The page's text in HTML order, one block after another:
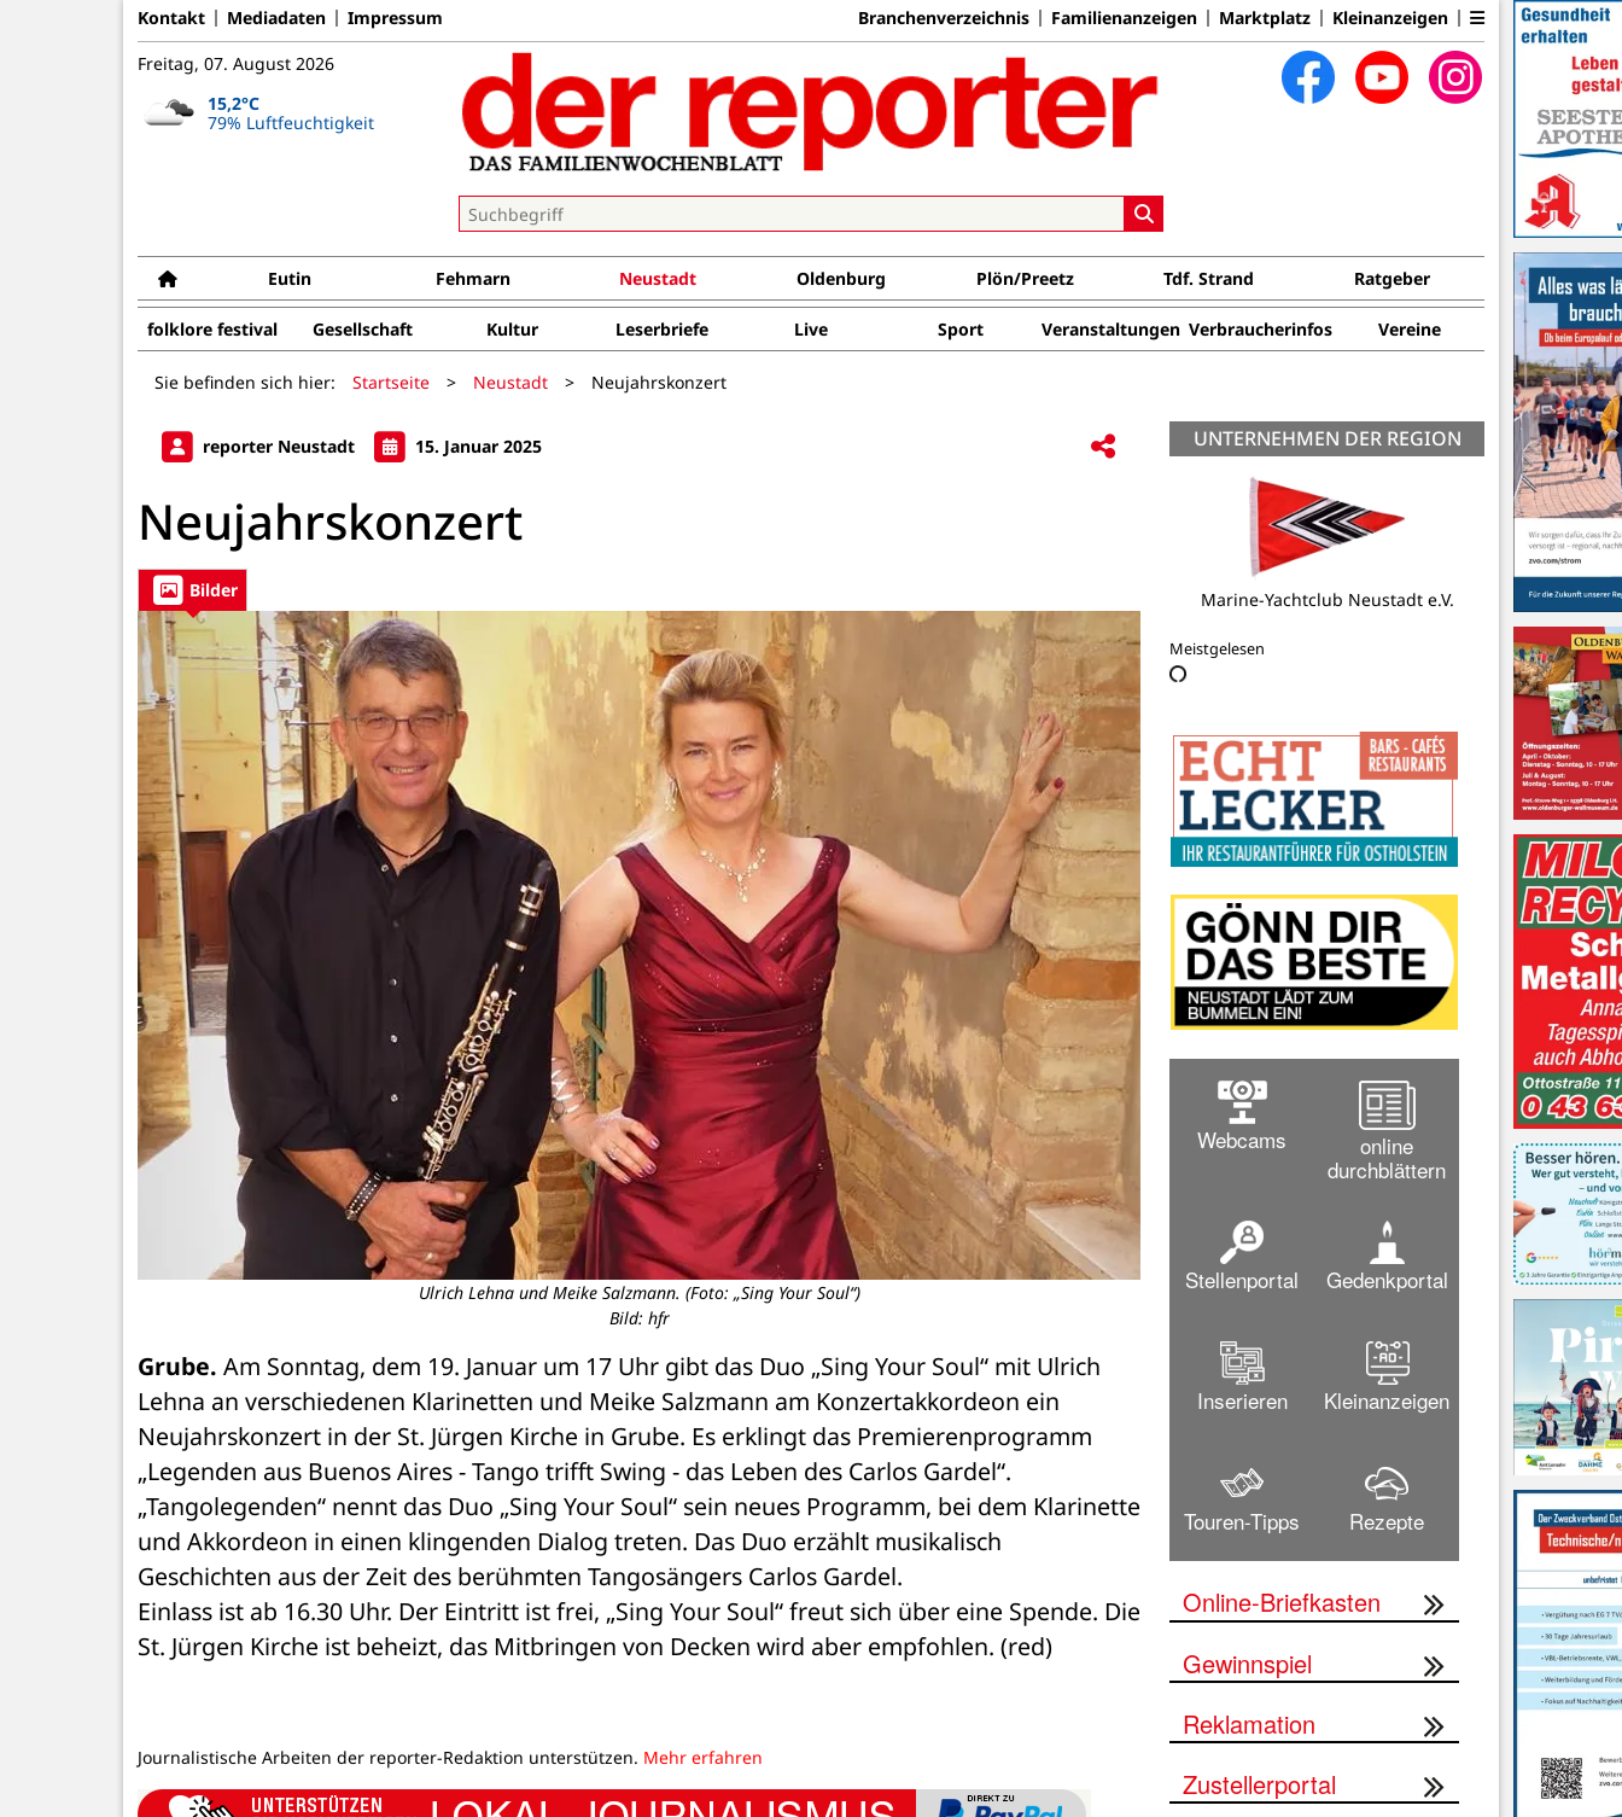
Kontakt Mediadaten Impressum Branchenverzeichnis Familienanzeigen Marktplatz Kleinanzeigen
Freitag, 07. August 2026
15,2°C
79% Luftfeuchtigkeit
Eutin Fehmarn Neustadt Oldenburg Plön/Preetz Tdf. Strand Ratgeber
folklore festival Gesellschaft Kultur Leserbriefe Live Sport Veranstaltungen Verbraucherinfos Vereine
Sie befinden sich hier: Startseite > Neustadt > Neujahrskonzert
reporter Neustadt 15. Januar 2025
Neujahrskonzert
Bilder
Ulrich Lehna und Meike Salzmann. (Foto: „Sing Your Soul“)
Bild: hfr
Grube. Am Sonntag, dem 19. Januar um 17 Uhr gibt das Duo „Sing Your Soul“ mit Ulrich
Lehna an verschiedenen Klarinetten und Meike Salzmann am Konzertakkordeon ein
Neujahrskonzert in der St. Jürgen Kirche in Grube. Es erklingt das Premierenprogramm
„Legenden aus Buenos Aires - Tango trifft Swing - das Leben des Carlos Gardel“.
„Tangolegenden“ nennt das Duo „Sing Your Soul“ sein neues Programm, bei dem Klarinette
und Akkordeon in einen klingenden Dialog treten. Das Duo erzählt musikalisch
Geschichten aus der Zeit des berühmten Tangosängers Carlos Gardel.
Einlass ist ab 16.30 Uhr. Der Eintritt ist frei, „Sing Your Soul“ freut sich über eine Spende. Die
St. Jürgen Kirche ist beheizt, das Mitbringen von Decken wird aber empfohlen. (red)
Journalistische Arbeiten der reporter-Redaktion unterstützen. Mehr erfahren
UNTERNEHMEN DER REGION
Best-Beef-Ostholstein
Meistgelesen
Webcams
online
durchblättern
Stellenportal Gedenkportal
Inserieren Kleinanzeigen
Touren-Tipps Rezepte
Online-Briefkasten
Gewinnspiel
Reklamation
Zustellerportal